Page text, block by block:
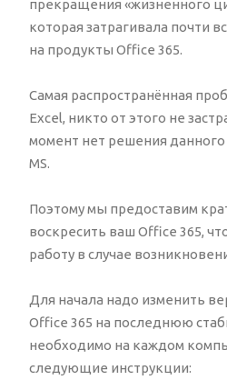
прекращения «жизненного
которая затрагивала почти
на продукты Office 365.
Самая распространённая
Excel, никто от этого не
момент нет решения данного
MS.
Поэтому мы предоставим
воскресить ваш Office 365,
работу в случае
Для начала надо изменить
Office 365 на последнюю
необходимо на каждом
следующие инструкции: